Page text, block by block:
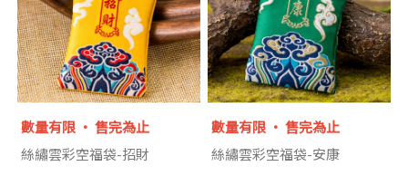
數量有限 ‧ 售完為止
絲繡雲彩空福袋-招財
數量有限 ‧ 售完為止
絲繡雲彩空福袋-安康